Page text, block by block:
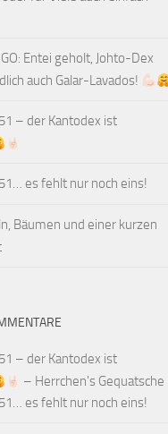
Entei geholt, Johto-Dex
auch Galar-Lavados!
– der Kantodex ist
es fehlt nur noch eins!
Bäumen und einer kurzen
– der Kantodex ist
– Herrchen's Gequatsche
es fehlt nur noch eins!